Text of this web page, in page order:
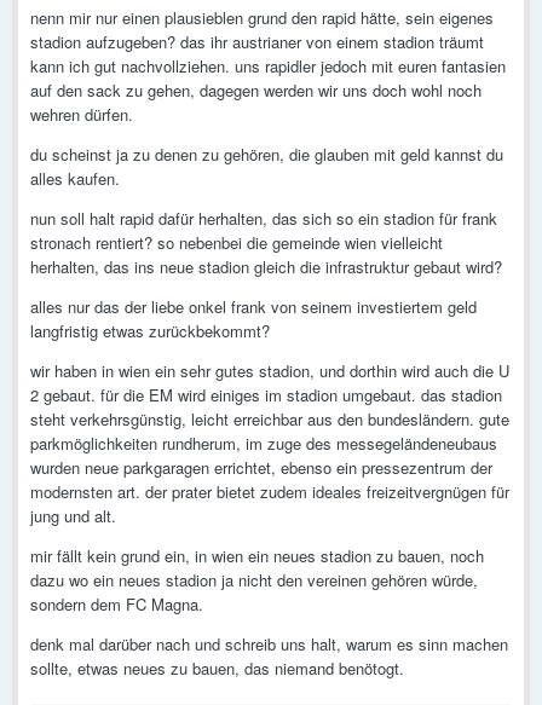
nenn mir nur einen plausieblen grund den rapid hätte, sein eigenes
stadion aufzugeben? das ihr austrianer von einem stadion träumt
kann ich gut nachvollziehen. uns rapidler jedoch mit euren fantasien
auf den sack zu gehen, dagegen werden wir uns doch wohl noch
wehren dürfen.
du scheinst ja zu denen zu gehören, die glauben mit geld kannst du
alles kaufen.
nun soll halt rapid dafür herhalten, das sich so ein stadion für frank
stronach rentiert? so nebenbei die gemeinde wien vielleicht
herhalten, das ins neue stadion gleich die infrastruktur gebaut wird?
alles nur das der liebe onkel frank von seinem investiertem geld
langfristig etwas zurückbekommt?
wir haben in wien ein sehr gutes stadion, und dorthin wird auch die U
2 gebaut. für die EM wird einiges im stadion umgebaut. das stadion
steht verkehrsgünstig, leicht erreichbar aus den bundesländern. gute
parkmöglichkeiten rundherum, im zuge des messegeländeneubaus
wurden neue parkgaragen errichtet, ebenso ein pressezentrum der
modernsten art. der prater bietet zudem ideales freizeitvergnügen für
jung und alt.
mir fällt kein grund ein, in wien ein neues stadion zu bauen, noch
dazu wo ein neues stadion ja nicht den vereinen gehören würde,
sondern dem FC Magna.
denk mal darüber nach und schreib uns halt, warum es sinn machen
sollte, etwas neues zu bauen, das niemand benötogt.